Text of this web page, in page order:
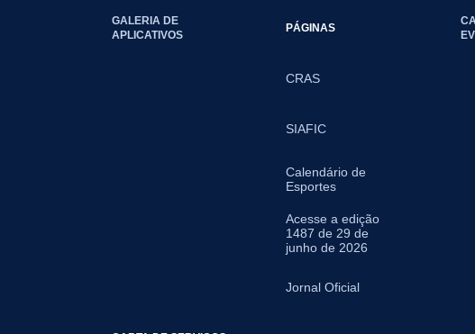
GALERIA DE
APLICATIVOS
PÁGINAS
CRAS
SIAFIC
Calendário de
Esportes
Acesse a edição
1487 de 29 de
junho de 2026
Jornal Oficial